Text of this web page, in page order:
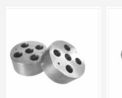
加热模块